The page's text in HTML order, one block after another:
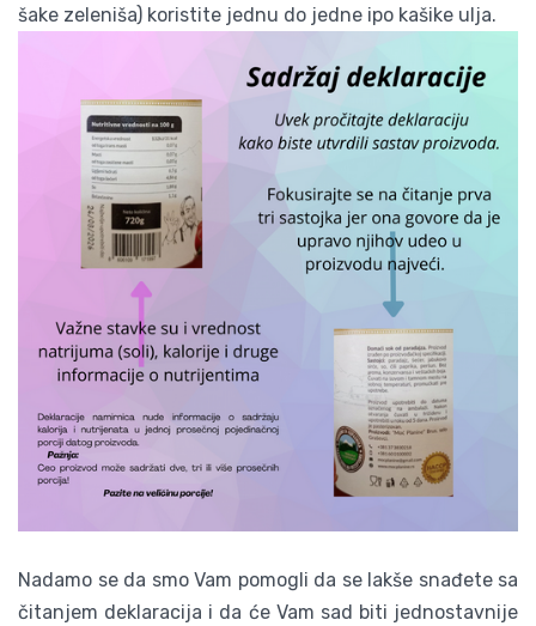
šake zeleniša) koristite jednu do jedne ipo kašike ulja.
Nadamo se da smo Vam pomogli da se lakše snađete sa
čitanjem deklaracija i da će Vam sad biti jednostavnije